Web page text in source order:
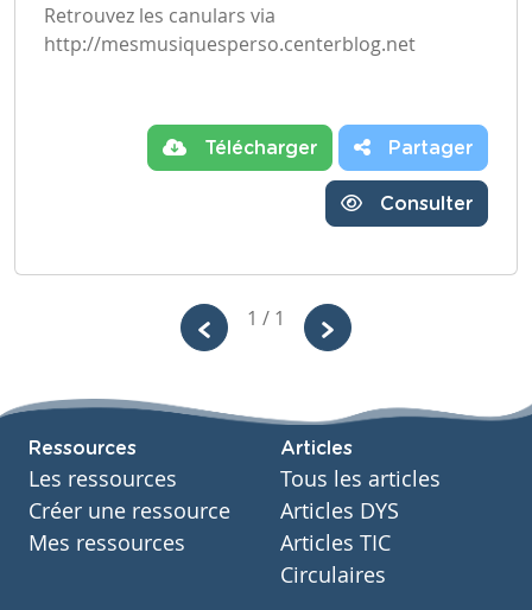
Retrouvez les canulars via
http://mesmusiquesperso.centerblog.net
Télécharger Partager
Consulter
1 / 1
Ressources
Les ressources
Créer une ressource
Mes ressources
Articles
Tous les articles
Articles DYS
Articles TIC
Circulaires